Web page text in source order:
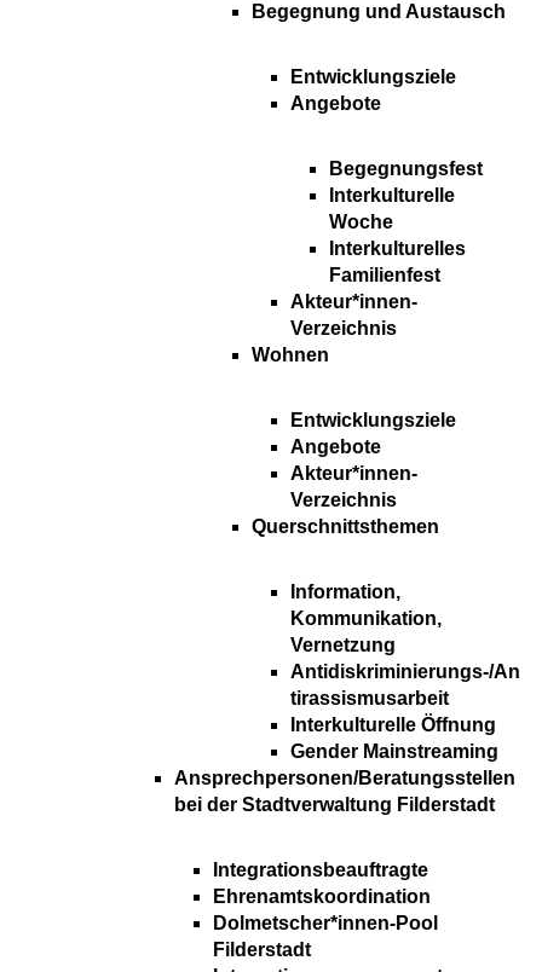
Begegnung und Austausch
Entwicklungsziele
Angebote
Begegnungsfest
Interkulturelle
Woche
Interkulturelles
Familienfest
Akteur*innen-
Verzeichnis
Wohnen
Entwicklungsziele
Angebote
Akteur*innen-
Verzeichnis
Querschnittsthemen
Information,
Kommunikation,
Vernetzung
Antidiskriminierungs-/An
tirassismusarbeit
Interkulturelle Öffnung
Gender Mainstreaming
Ansprechpersonen/Beratungsstellen
bei der Stadtverwaltung Filderstadt
Integrationsbeauftragte
Ehrenamtskoordination
Dolmetscher*innen-Pool
Filderstadt